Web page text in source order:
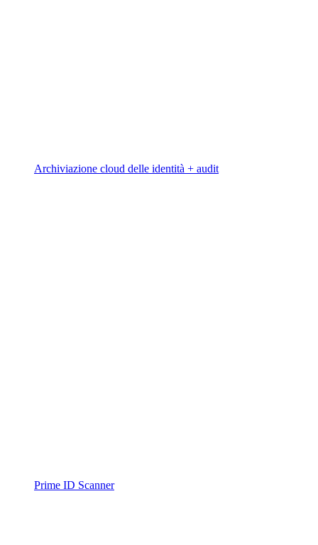
Archiviazione cloud delle identità + audit
Prime ID Scanner